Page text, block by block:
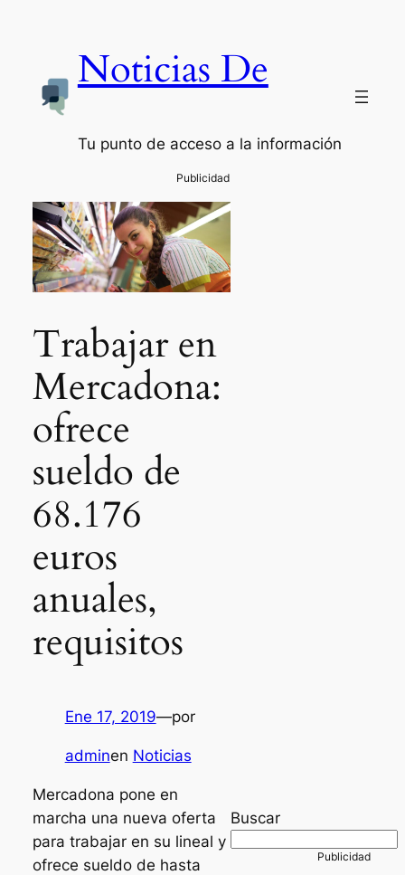
Noticias De
Tu punto de acceso a la información
Trabajar en
Mercadona:
ofrece
sueldo de
68.176
euros
anuales,
requisitos
Ene 17, 2019—por
adminen Noticias
Mercadona pone en
marcha una nueva oferta
para trabajar en su lineal y
ofrece sueldo de hasta
Buscar